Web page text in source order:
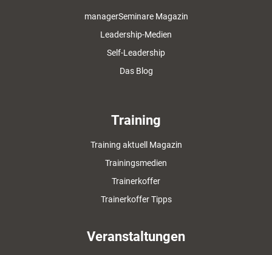
managerSeminare Magazin
Leadership-Medien
Self-Leadership
Das Blog
Training
Training aktuell Magazin
Trainingsmedien
Trainerkoffer
Trainerkoffer Tipps
Veranstaltungen